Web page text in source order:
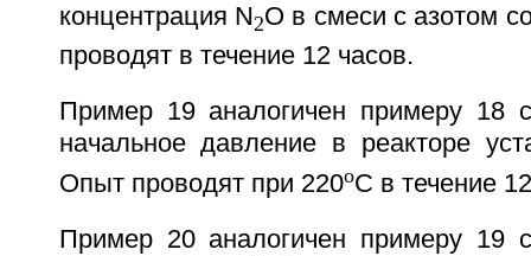
концентрация N2O в смеси с азотом
проводят в течение 12 часов.
Пример 19 аналогичен примеру 18
начальное давление в реакторе
Опыт проводят при 220oС в течение
Пример 20 аналогичен примеру 19